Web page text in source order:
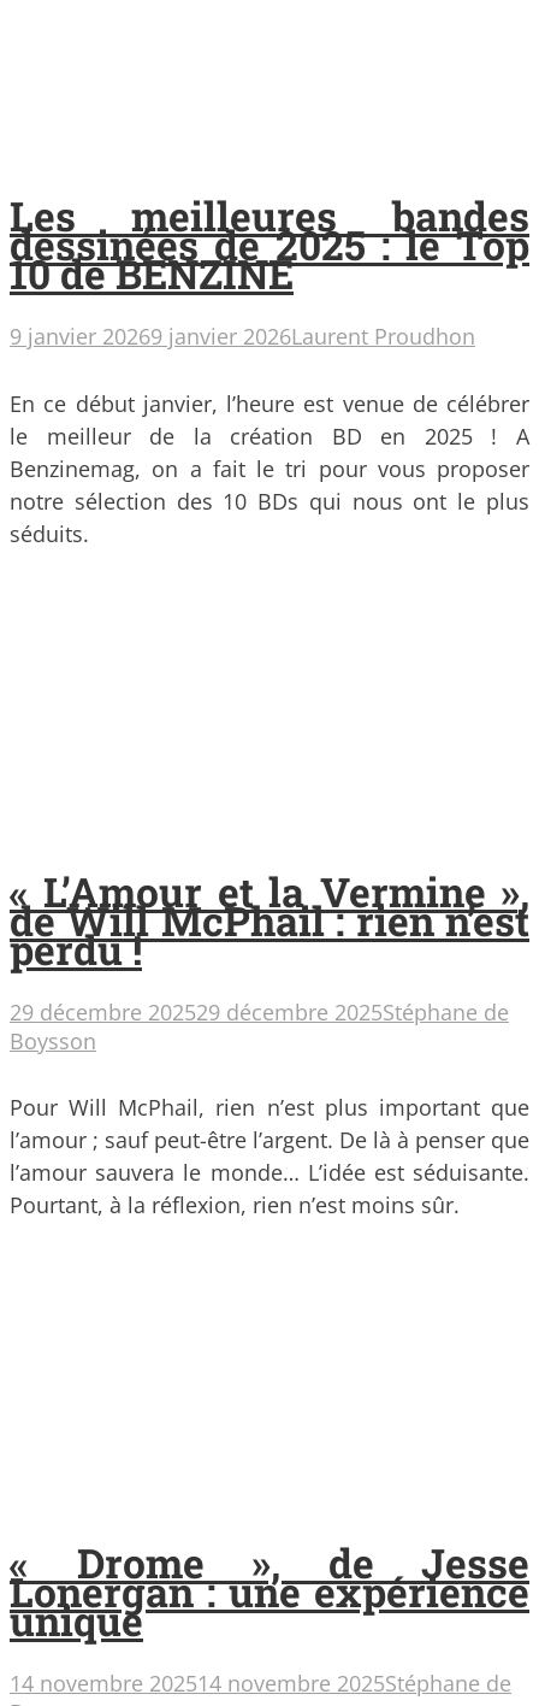
Les meilleures bandes
dessinées de 2025 : le Top
10 de BENZINE
9 janvier 20269 janvier 2026Laurent Proudhon
En ce début janvier, l’heure est venue de célébrer
le meilleur de la création BD en 2025 ! A
Benzinemag, on a fait le tri pour vous proposer
notre sélection des 10 BDs qui nous ont le plus
séduits.
« L’Amour et la Vermine »,
de Will McPhail : rien n’est
perdu !
29 décembre 202529 décembre 2025Stéphane de
Boysson
Pour Will McPhail, rien n’est plus important que
l’amour ; sauf peut-être l’argent. De là à penser que
l’amour sauvera le monde… L’idée est séduisante.
Pourtant, à la réflexion, rien n’est moins sûr.
« Drome », de Jesse
Lonergan : une expérience
unique
14 novembre 202514 novembre 2025Stéphane de